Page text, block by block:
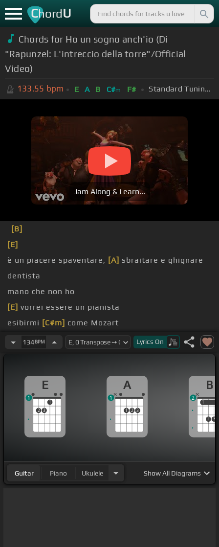
ChordU
Chords for Ho un sogno anch'io (Di
"Rapunzel: L'intreccio della torre"/Official
Video)
133.55 bpm E A B C#m F# Standard Tuning (EADGBE)
Jam Along & Learn...
[B]
[E]
è un piacere spaventare, [A] sbraitare e ghignare
dentista
mano che non ho
[E] vorrei essere un pianista
esibirmi [C#m] come Mozart
Beethoven,
[A]Debussy
134BPM Lyrics On
E
2 3
1
1
A
1 2 3
1
B
1
2 3
1
2
Guitar Piano Ukulele ShowAll Diagrams